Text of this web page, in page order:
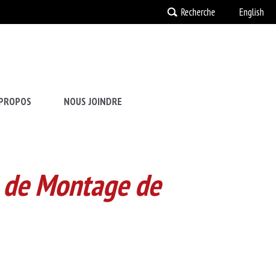
Recherche English
NOUS JOINDRE
Montage de